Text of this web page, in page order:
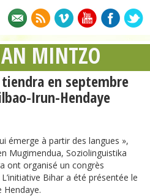
MINTZO
en septembre
Irun-Hendaye
émerge à partir des langues »,
Mugimendua, Soziolinguistika
ont organisé un congrès
Bihar a été présentée le
Hendaye.